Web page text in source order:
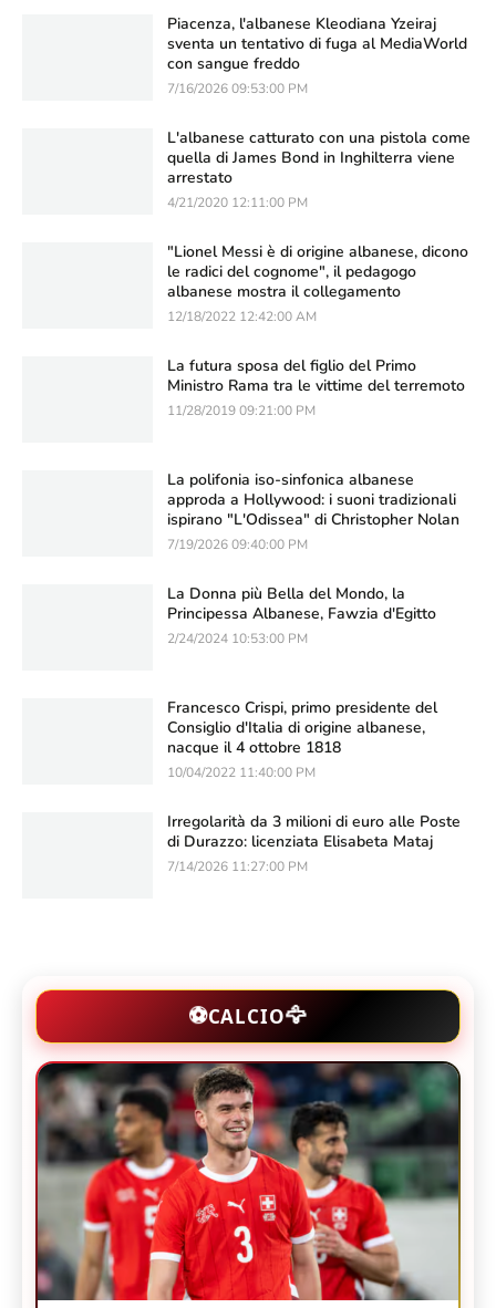
Piacenza, l'albanese Kleodiana Yzeiraj
sventa un tentativo di fuga al MediaWorld
con sangue freddo
7/16/2026 09:53:00 PM
L'albanese catturato con una pistola come
quella di James Bond in Inghilterra viene
arrestato
4/21/2020 12:11:00 PM
"Lionel Messi è di origine albanese, dicono
le radici del cognome", il pedagogo
albanese mostra il collegamento
12/18/2022 12:42:00 AM
La futura sposa del figlio del Primo
Ministro Rama tra le vittime del terremoto
11/28/2019 09:21:00 PM
La polifonia iso-sinfonica albanese
approda a Hollywood: i suoni tradizionali
ispirano "L'Odissea" di Christopher Nolan
7/19/2026 09:40:00 PM
La Donna più Bella del Mondo, la
Principessa Albanese, Fawzia d'Egitto
2/24/2024 10:53:00 PM
Francesco Crispi, primo presidente del
Consiglio d'Italia di origine albanese,
nacque il 4 ottobre 1818
10/04/2022 11:40:00 PM
Irregolarità da 3 milioni di euro alle Poste
di Durazzo: licenziata Elisabeta Mataj
7/14/2026 11:27:00 PM
⚽CALCIO🦅